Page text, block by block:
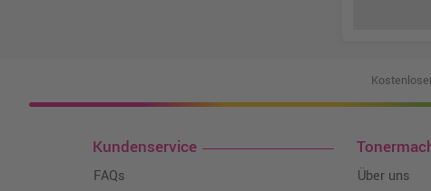
Kundenservice
FAQs Über uns